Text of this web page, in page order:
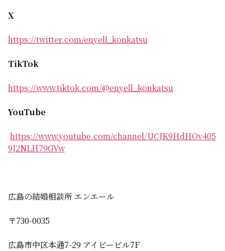
X
https://twitter.com/enyell_konkatsu
TikTok
https://www.tiktok.com/@enyell_konkatsu
YouTube
https://www.youtube.com/channel/UCJK9HdHOv405
9J2NLH79GVw
広島の結婚相談所 エンエール
〒730-0035
広島市中区本通7-29 アイビービル7F